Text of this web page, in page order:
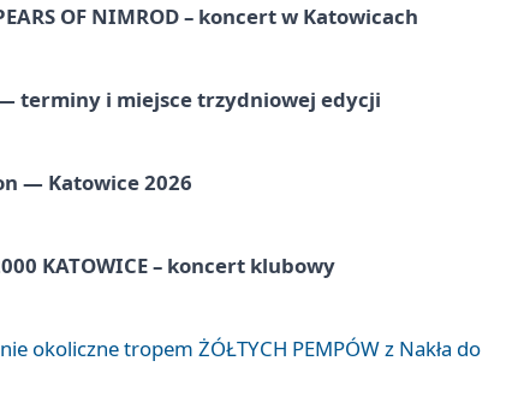
OF NIMROD – koncert w Katowicach
— terminy i miejsce trzydniowej edycji
— Katowice 2026
KATOWICE – koncert klubowy
okoliczne tropem ŻÓŁTYCH PEMPÓW z Nakła do